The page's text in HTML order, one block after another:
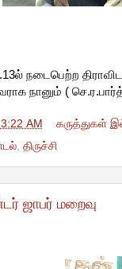
நடைபெற்ற
நானும் (
3:22 AM
கருத்துகள்
, திருச்சி
ஜாபர் மறைவு